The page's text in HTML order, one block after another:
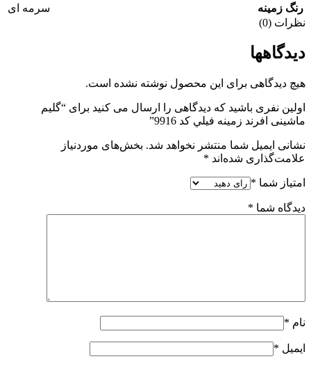
رنگ زمینه
سرمه ای
نظرات (0)
دیدگاهها
هیچ دیدگاهی برای این محصول نوشته نشده است.
اولین نفری باشید که دیدگاهی را ارسال می کنید برای “گلیم
ماشینی افرند زمینه فيلي كد 9916”
نشانی ایمیل شما منتشر نخواهد شد. بخش‌های موردنیاز
علامت‌گذاری شده‌اند *
امتیاز شما *
دیدگاه شما *
نام *
ایمیل *